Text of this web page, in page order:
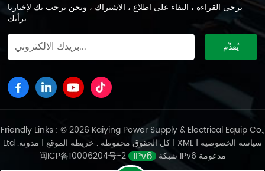
يرجى القراءة ، البقاء على اطلاع ، الاشتراك ، ونحن نرحب بك لإخبارنا
برأيك.
Friendly Links : © 2026 Kaiying Power Supply & Electrical Equip Co.,
Ltd .كل الحقوق محفوظة . خريطة الموقع | | XML | سياسة الخصوصية
闽ICP备10006204号-2
شبكة IPv6 مدعومة